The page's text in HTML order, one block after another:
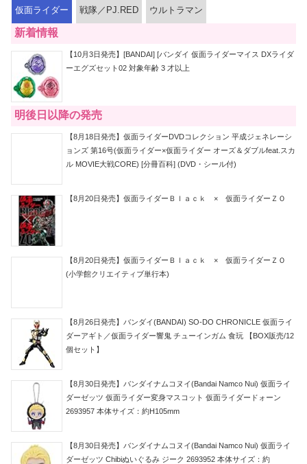
仮面ライダー 戦隊／PJ.RED ウルトラマン
新着情報
【10月3日発売】[BANDAI] [バンダイ 仮面ライダーマイス DXライダ
ーエグズセット02 対象年齢 3 才以上
明後日以降の発売
【8月18日発売】仮面ライダーDVDコレクション 平成ジェネレーシ
ョンズ 第16号(仮面ライダー×仮面ライダー オーズ＆ダブルfeat.スカ
ル MOVIE大戦CORE) [分冊百科] (DVD・シール付)
【8月20日発売】仮面ライダーＢｌａｃｋ × 仮面ライダーＺＯ
【8月20日発売】仮面ライダーＢｌａｃｋ × 仮面ライダーＺＯ
(小学館クリエイティブ単行本)
【8月26日発売】バンダイ(BANDAI) SO-DO CHRONICLE 仮面ライ
ダーアギト／仮面ライダー響鬼 チューインガム 食玩 【BOX販売/12
個セット】
【8月30日発売】バンダイナムコヌイ(Bandai Namco Nui) 仮面ライ
ダーゼッツ 仮面ライダー変身マスコット 仮面ライダードォーン
2693957 本体サイズ：約H105mm
【8月30日発売】バンダイナムコヌイ(Bandai Namco Nui) 仮面ライ
ダーゼッツ Chibiぬいぐるみ ジーク 2693952 本体サイズ：約